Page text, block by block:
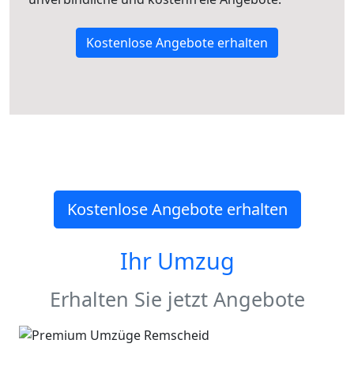
Kostenlose Angebote erhalten
Kostenlose Angebote erhalten
Ihr Umzug
Erhalten Sie jetzt Angebote